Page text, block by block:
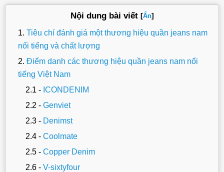
Nội dung bài viết [Ẩn]
Tiêu chí đánh giá một thương hiệu quần jeans nam
nổi tiếng và chất lượng
Điểm danh các thương hiệu quần jeans nam nổi
tiếng Việt Nam
ICONDENIM
Genviet
Denimst
Coolmate
Copper Denim
V-sixtyfour